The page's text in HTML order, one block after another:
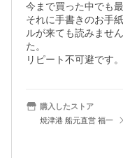
今まで買った中でも最
それに手書きのお手
ルが来ても読みませ
た。
リピート不可避です。
購入したストア
焼津港 船元直営 福一